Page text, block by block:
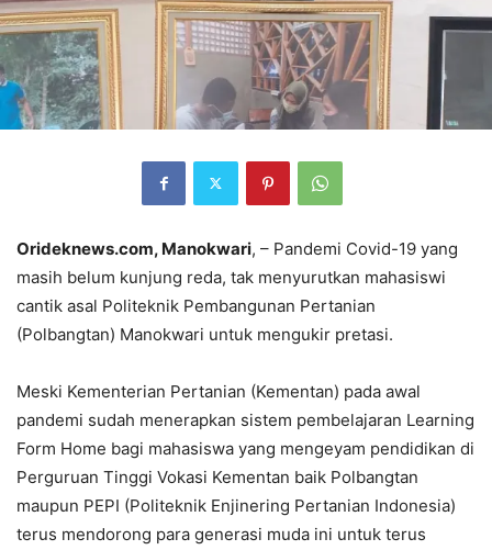
Orideknews.com, Manokwari, – Pandemi Covid-19 yang
masih belum kunjung reda, tak menyurutkan mahasiswi
cantik asal Politeknik Pembangunan Pertanian
(Polbangtan) Manokwari untuk mengukir pretasi.
Meski Kementerian Pertanian (Kementan) pada awal
pandemi sudah menerapkan sistem pembelajaran Learning
Form Home bagi mahasiswa yang mengeyam pendidikan di
Perguruan Tinggi Vokasi Kementan baik Polbangtan
maupun PEPI (Politeknik Enjinering Pertanian Indonesia)
terus mendorong para generasi muda ini untuk terus